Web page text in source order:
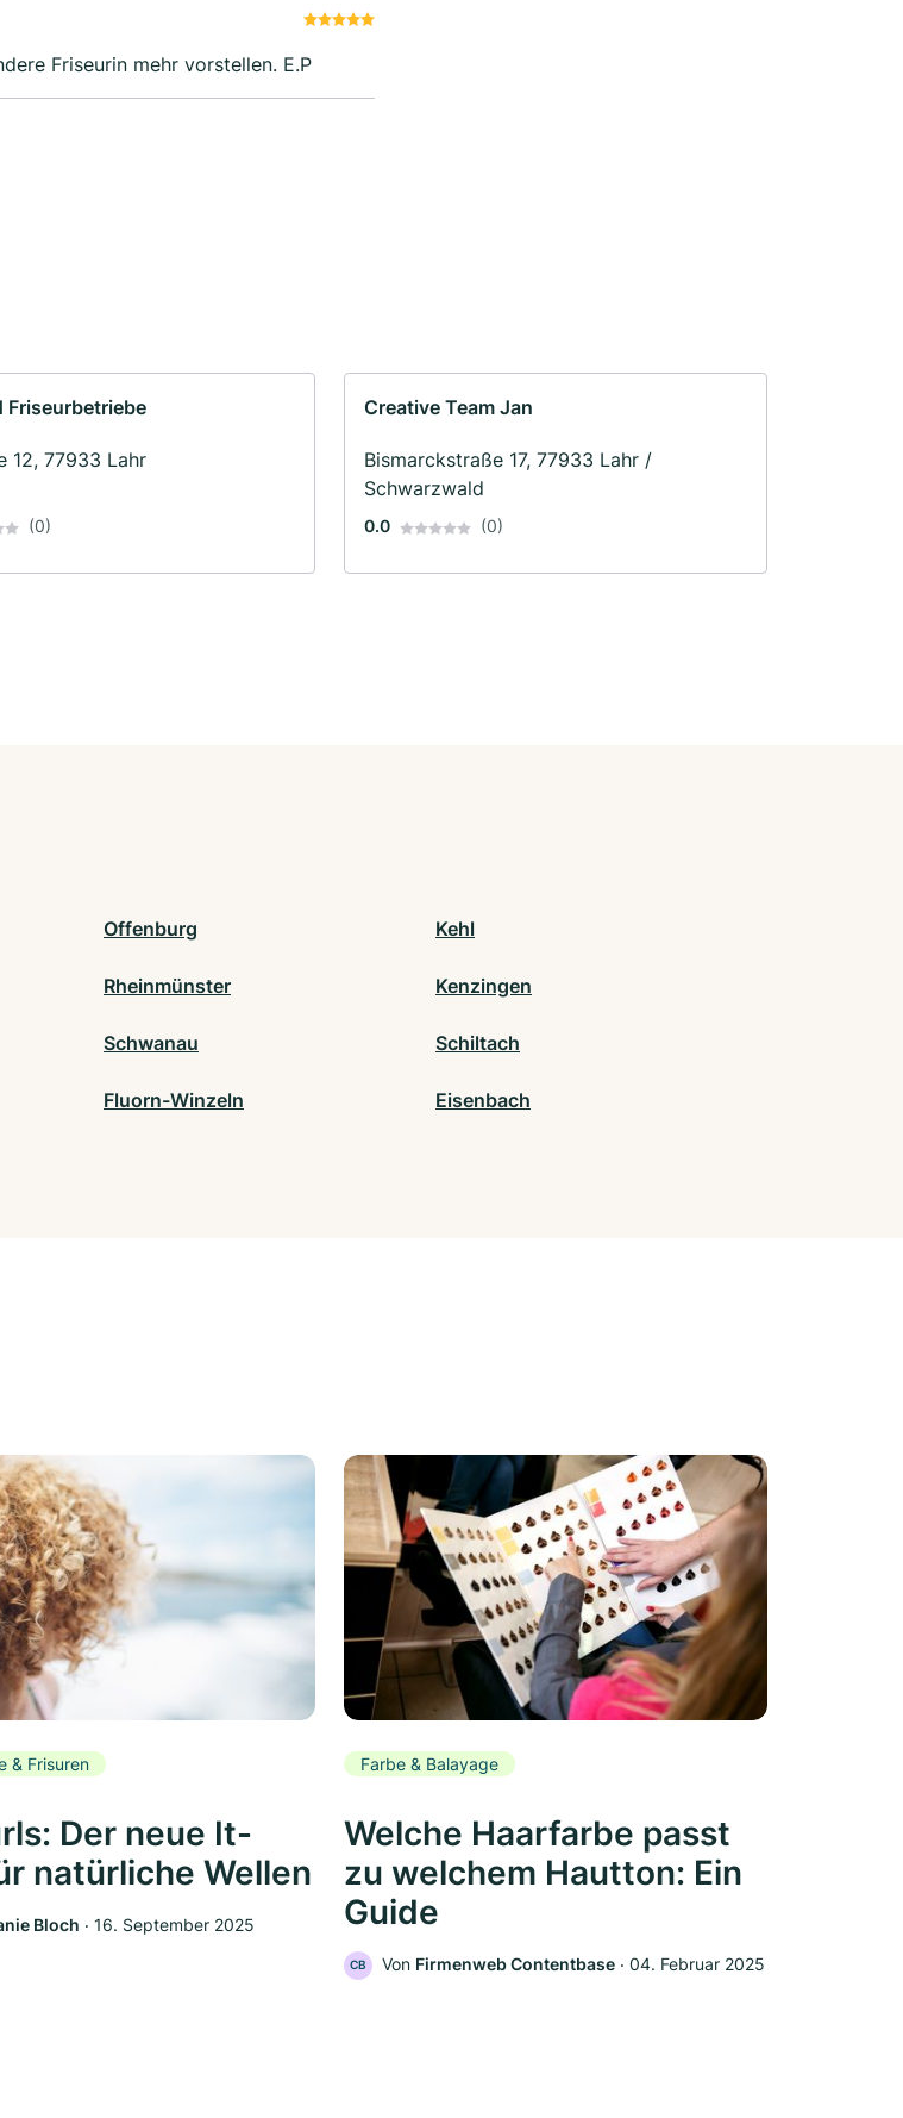
Friseurin mehr vorstellen. E.P
Friseurbetriebe
12, 77933 Lahr
(0)
Creative Team Jan
Bismarckstraße 17, 77933 Lahr /
Schwarzwald
0.0 (0)
Offenburg Kehl
Rheinmünster Kenzingen
Schwanau Schiltach
Fluorn-Winzeln Eisenbach
& Frisuren
Der neue It-
natürliche Wellen
Bloch ‧ 16. September 2025
Farbe & Balayage
Welche Haarfarbe passt
zu welchem Hautton: Ein
Guide
CB Von Firmenweb Contentbase ‧ 04. Februar 2025